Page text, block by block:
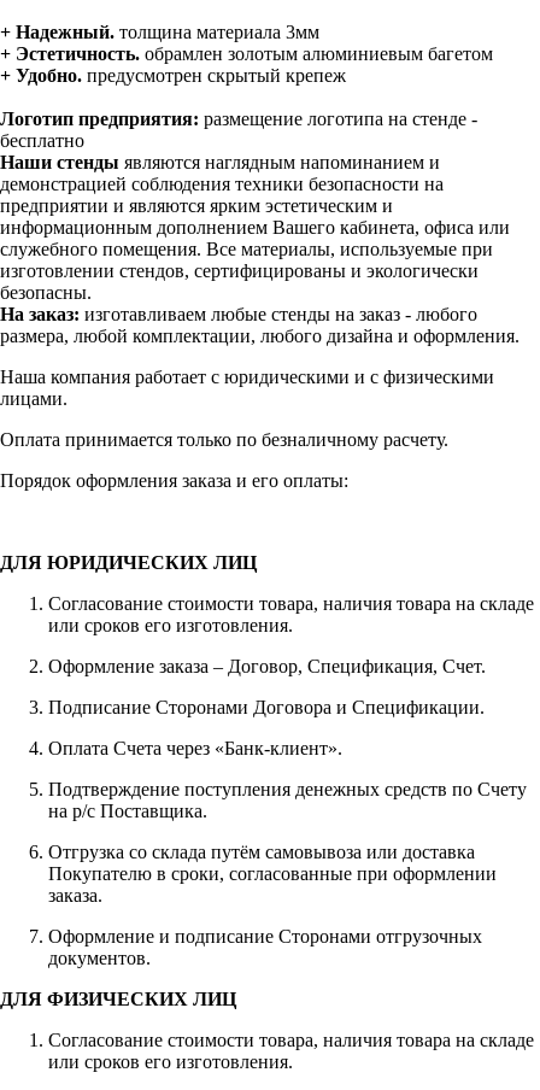
+ Надежный. толщина материала 3мм
+ Эстетичность. обрамлен золотым алюминиевым багетом
+ Удобно. предусмотрен скрытый крепеж
Логотип предприятия: размещение логотипа на стенде -
бесплатно
Наши стенды являются наглядным напоминанием и
демонстрацией соблюдения техники безопасности на
предприятии и являются ярким эстетическим и
информационным дополнением Вашего кабинета, офиса или
служебного помещения. Все материалы, используемые при
изготовлении стендов, сертифицированы и экологически
безопасны.
На заказ: изготавливаем любые стенды на заказ - любого
размера, любой комплектации, любого дизайна и оформления.
Наша компания работает с юридическими и с физическими
лицами.
Оплата принимается только по безналичному расчету.
Порядок оформления заказа и его оплаты:
ДЛЯ ЮРИДИЧЕСКИХ ЛИЦ
Согласование стоимости товара, наличия товара на складе
или сроков его изготовления.
Оформление заказа – Договор, Спецификация, Счет.
Подписание Сторонами Договора и Спецификации.
Оплата Счета через «Банк-клиент».
Подтверждение поступления денежных средств по Счету
на р/с Поставщика.
Отгрузка со склада путём самовывоза или доставка
Покупателю в сроки, согласованные при оформлении
заказа.
Оформление и подписание Сторонами отгрузочных
документов.
ДЛЯ ФИЗИЧЕСКИХ ЛИЦ
Согласование стоимости товара, наличия товара на складе
или сроков его изготовления.